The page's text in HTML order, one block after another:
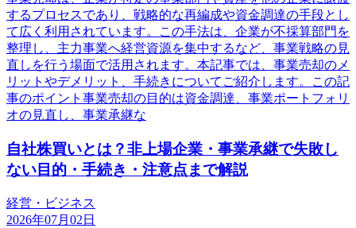
するプロセスであり、戦略的な再編成や資金調達の手段とし
て広く利用されています。この手法は、企業が不採算部門を
整理し、主力事業へ経営資源を集中するなど、事業戦略の見
直しを行う場面で活用されます。本記事では、事業売却のメ
リットやデメリット、手続きについてご紹介します。この記
事のポイント事業売却の目的は資金調達、事業ポートフォリ
オの見直し、事業承継な
自社株買いとは？非上場企業・事業承継で失敗し
ない目的・手続き・注意点まで解説
経営・ビジネス
2026年07月02日